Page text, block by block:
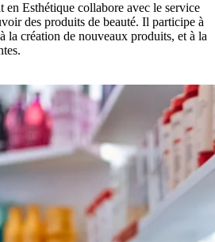
Esthétique collabore avec le service
des produits de beauté. Il participe à
la création de nouveaux produits, et à la